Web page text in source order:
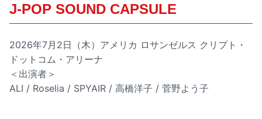
J-POP SOUND CAPSULE
2026年7月2日（木）アメリカ ロサンゼルス クリプト・
ドットコム・アリーナ
＜出演者＞
ALI / Roselia / SPYAIR / 高橋洋子 / 菅野よう子